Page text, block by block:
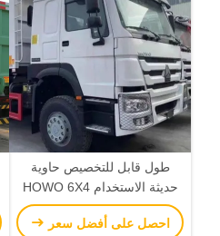
طول قابل للتخصيص حاوية
حديثة الاستخدام HOWO 6X4
شاحنة قمامة 375HP للتجديد
المستوى 3
احصل على أفضل سعر